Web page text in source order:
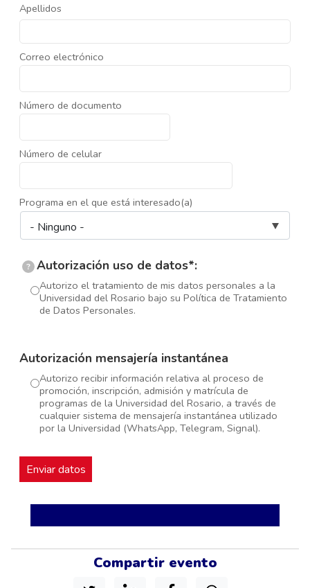
Apellidos
Correo electrónico
Número de documento
Número de celular
Programa en el que está interesado(a)
? Autorización uso de datos*:
Autorizo el tratamiento de mis datos personales a la
Universidad del Rosario bajo su Política de Tratamiento
de Datos Personales.
Autorización mensajería instantánea
Autorizo recibir información relativa al proceso de
promoción, inscripción, admisión y matrícula de
programas de la Universidad del Rosario, a través de
cualquier sistema de mensajería instantánea utilizado
por la Universidad (WhatsApp, Telegram, Signal).
Compartir evento